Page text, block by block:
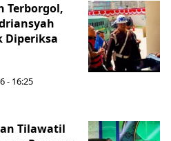
Terborgol,
Diperiksa
- 16:25
Tilawatil